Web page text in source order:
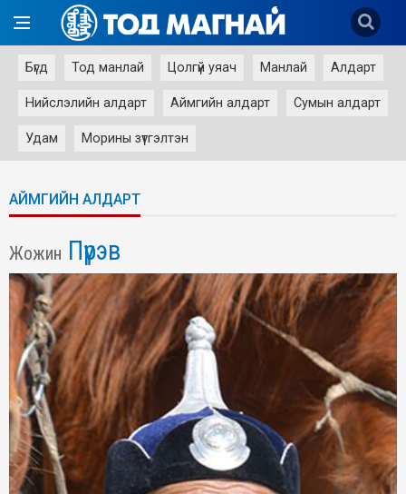
Бүгд Тод манлай Цолгүй уяач Манлай Алдарт
Нийслэлийн алдарт Аймгийн алдарт Сумын алдарт
Удам Морины зүтгэлтэн
АЙМГИЙН АЛДАРТ
Жожин Пүрэв